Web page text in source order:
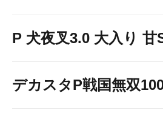
P 犬夜叉3.0 大入り 甘
デカスタP戦国無双